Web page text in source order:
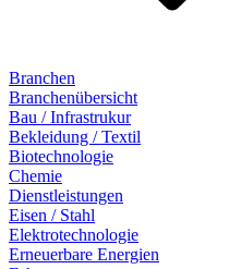
Branchen
Branchenübersicht
Bau / Infrastrukur
Bekleidung / Textil
Biotechnologie
Chemie
Dienstleistungen
Eisen / Stahl
Elektrotechnologie
Erneuerbare Energien